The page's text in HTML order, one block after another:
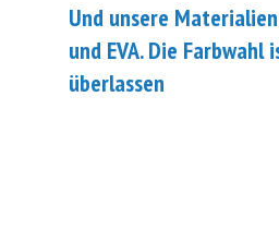
Und unsere
und EVA. Die Farbwahl
überlassen